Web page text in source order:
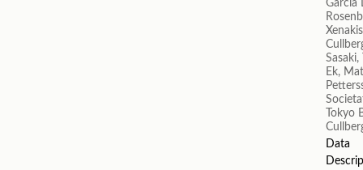
García
Sasaki,
Ek,
Tokyo
Data